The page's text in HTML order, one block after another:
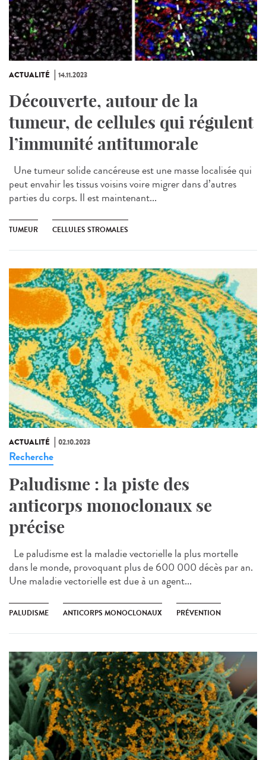
ACTUALITÉ 14.11.2023
Découverte, autour de la
tumeur, de cellules qui régulent
l’immunité antitumorale
Une tumeur solide cancéreuse est une masse localisée qui
peut envahir les tissus voisins voire migrer dans d’autres
parties du corps. Il est maintenant...
TUMEUR CELLULES STROMALES
ACTUALITÉ 02.10.2023
Recherche
Paludisme : la piste des
anticorps monoclonaux se
précise
Le paludisme est la maladie vectorielle la plus mortelle
dans le monde, provoquant plus de 600 000 décès par an.
Une maladie vectorielle est due à un agent...
PALUDISME ANTICORPS MONOCLONAUX PRÉVENTION